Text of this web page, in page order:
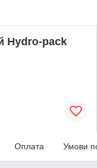
Hydro-pack
Оплата Умови